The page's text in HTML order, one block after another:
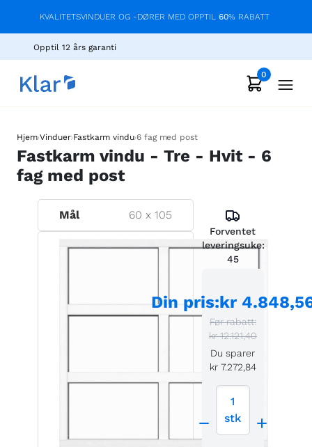
KVALITETSVINDUER OG -DØRER MED OPPTIL 60% RABATT
Opptil 12 års garanti
0
Hjem›Vinduer›Fastkarm vindu›6 fag med post
Fastkarm vindu - Tre - Hvit - 6
fag med post
Mål 60 x105
Forventet
leveringsuke:
45
Din pris:kr
Før rabatt:
kr 12.121,40
Du sparer
kr 7.272,84
1
stk